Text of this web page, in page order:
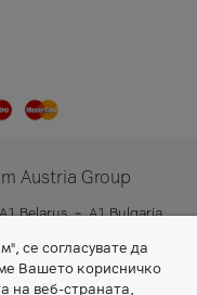
Austria Group
A1 Belarus
A1 Bulgaria
се согласувате да
Вашето корисничко
на веб-страната,